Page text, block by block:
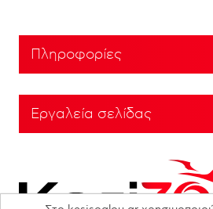
Πληροφορίες
Εργαλεία σελίδας